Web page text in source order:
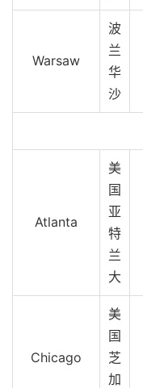
Warsaw
波
兰
华
沙
Atlanta
美
国
亚
特
兰
大
Chicago
美
国
芝
加